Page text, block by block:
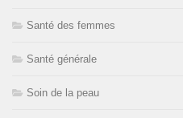
Santé des femmes
Santé générale
Soin de la peau